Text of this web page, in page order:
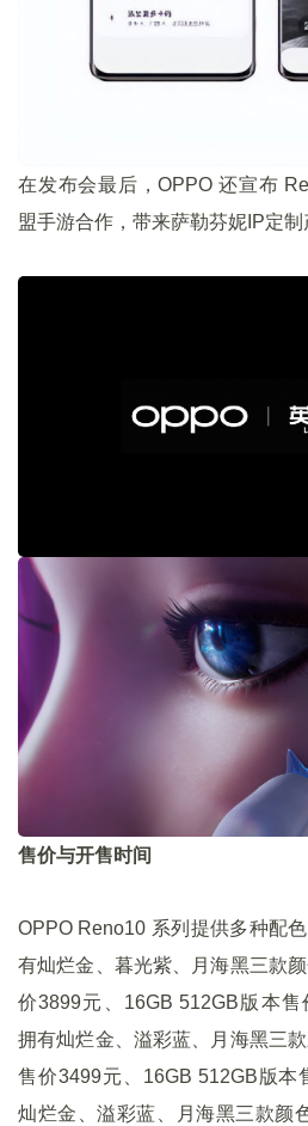
在发布会最后，OPPO 还宣布
盟手游合作，带来萨勒芬妮IP定制
售价与开售时间
OPPO Reno10 系列提供多种配
有灿烂金、暮光紫、月海黑三款
价3899元、16GB 512GB版本
拥有灿烂金、溢彩蓝、月海黑三
售价3499元、16GB 512GB版本
灿烂金、溢彩蓝、月海黑三款颜